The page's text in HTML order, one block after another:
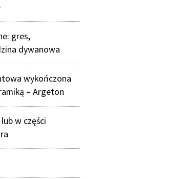
gres,
dywanowa
wykończona
– Argeton
w części